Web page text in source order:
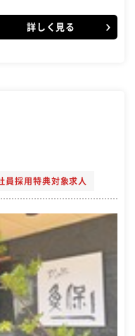
詳しく見る
員採用特典対象求人